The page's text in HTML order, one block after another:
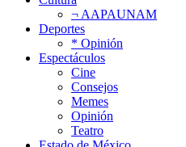
¬ AAPAUNAM
Deportes
* Opinión
Espectáculos
Cine
Consejos
Memes
Opinión
Teatro